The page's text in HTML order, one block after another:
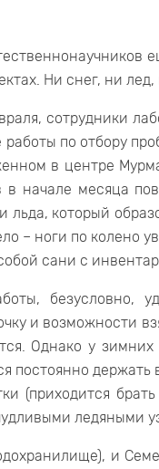
Ни снег, ни
сотрудники
по отбору
в центре
начале месяца
льда, который
– ноги по колено
сани с
безусловно,
и возможности
Однако у
постоянно
(приходится
ледяными
и